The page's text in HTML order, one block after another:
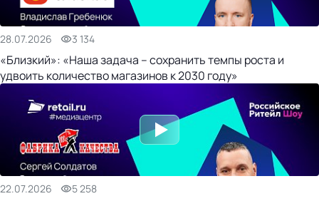
28.07.2026 3 134
«Близкий»: «Наша задача – сохранить темпы роста и
удвоить количество магазинов к 2030 году»
22.07.2026 5 258